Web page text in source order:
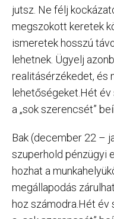
jutsz. Ne félj
megszokott keretek
ismeretek hosszú
lehetnek. Ügyelj
realitásérzékedet, és
lehetőségeket.Hét
a „sok szerencsét”
Bak (december 22 –
szuperhold pénzügyi
hozhat a
megállapodás
hoz számodra.Hét év